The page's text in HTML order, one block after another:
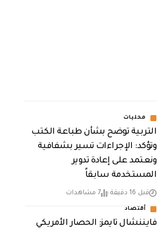
محليات
التربية توضح بشأن طباعة الكتب
وتؤكد: الإجراءات تسير بشفافية
ونعتمد على إعادة تدوير
المستخدمة سابقاً
قبل 16 دقيقة 7 مشاهدات
أقتصاد
فايننشال تايمز: الحصار الأمريكي